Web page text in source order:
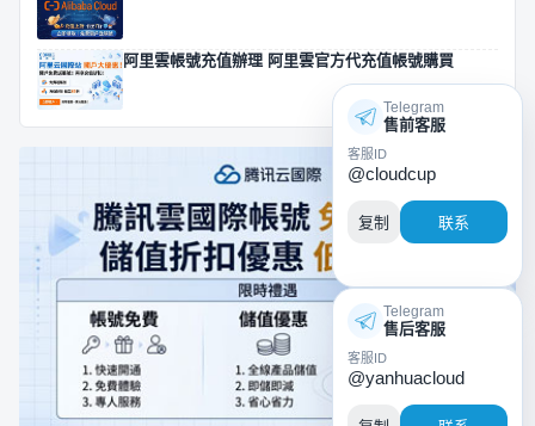
阿里雲帳號充值辦理 阿里雲官方代充值帳號購買
Telegram
售前客服
客服ID
@cloudcup
复制 联系
Telegram
售后客服
客服ID
@yanhuacloud